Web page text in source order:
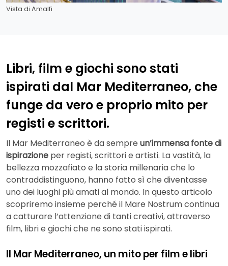
Vista di Amalfi
Libri, film e giochi sono stati
ispirati dal Mar Mediterraneo, che
funge da vero e proprio mito per
registi e scrittori.
Il Mar Mediterraneo è da sempre un’immensa fonte di
ispirazione per registi, scrittori e artisti. La vastità, la
bellezza mozzafiato e la storia millenaria che lo
contraddistinguono, hanno fatto sì che diventasse
uno dei luoghi più amati al mondo. In questo articolo
scopriremo insieme perché il Mare Nostrum continua
a catturare l’attenzione di tanti creativi, attraverso
film, libri e giochi che ne sono stati ispirati.
Il Mar Mediterraneo, un mito per film e libri